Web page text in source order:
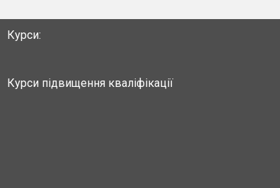
Курси:
Курси підвищення кваліфікації